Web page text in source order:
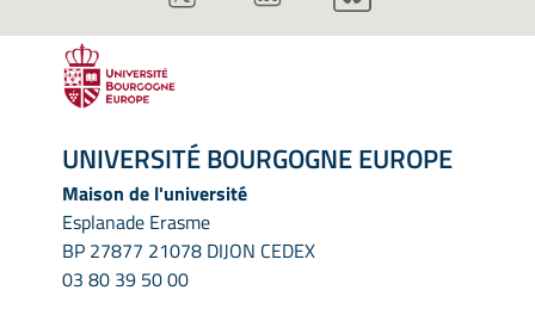
UNIVERSITÉ BOURGOGNE EUROPE
Maison de l'université
Esplanade Erasme
BP 27877 21078 DIJON CEDEX
03 80 39 50 00